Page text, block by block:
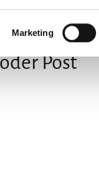
Marketing
Post